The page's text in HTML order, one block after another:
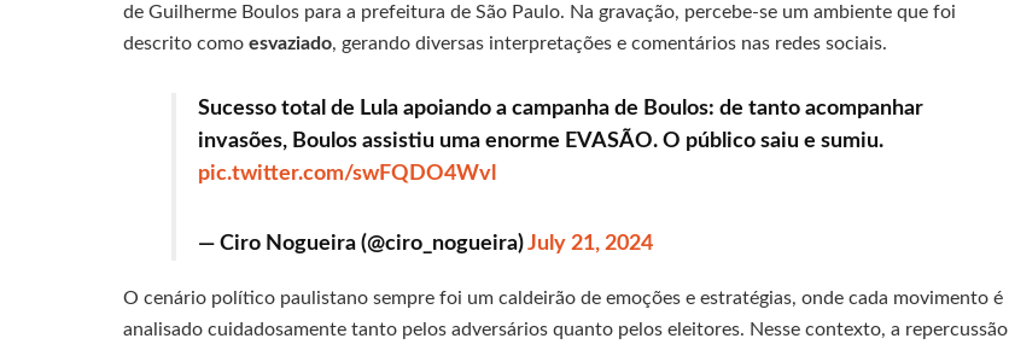
de Guilherme Boulos para a prefeitura de São Paulo. Na gravação, percebe-se um ambiente que foi
descrito como esvaziado, gerando diversas interpretações e comentários nas redes sociais.
Sucesso total de Lula apoiando a campanha de Boulos: de tanto acompanhar
invasões, Boulos assistiu uma enorme EVASÃO. O público saiu e sumiu.
pic.twitter.com/swFQDO4Wvl
— Ciro Nogueira (@ciro_nogueira)July 21, 2024
O cenário político paulistano sempre foi um caldeirão de emoções e estratégias, onde cada movimento é
analisado cuidadosamente tanto pelos adversários quanto pelos eleitores. Nesse contexto, a repercussão